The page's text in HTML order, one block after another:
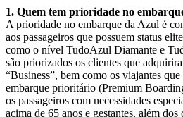
1. Quem tem prioridade no
A prioridade no embarque da Azul é
aos passageiros que possuem status
como o nível TudoAzul Diamante e
são priorizados os clientes que
“Business”, bem como os viajantes
embarque prioritário (Premium
os passageiros com necessidades
acima de 65 anos e gestantes, além